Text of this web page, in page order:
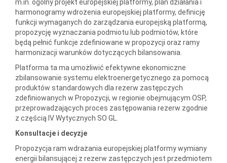
m.in. ogólny projekt europejskiej platformy, plan działania i
harmonogramy wdrożenia europejskiej platformy, definicję
funkcji wymaganych do zarządzania europejską platformą,
propozycję wyznaczania podmiotu lub podmiotów, które
będą pełnić funkcje zdefiniowane w propozycji oraz ramy
harmonizacji warunków dotyczących bilansowania.
Platforma ta ma umożliwić efektywne ekonomiczne
zbilansowanie systemu elektroenergetycznego za pomocą
produktów standardowych dla rezerw zastępczych
zdefiniowanych w Propozycji, w regionie obejmującym OSP,
przeprowadzających proces zastępowania rezerw zgodnie
z częścią IV Wytycznych SO GL.
Konsultacje i decyzje
Propozycja ram wdrażania europejskiej platformy wymiany
energii bilansującej z rezerw zastępczych jest przedmiotem